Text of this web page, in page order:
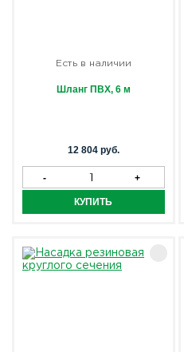
Есть в наличии
Шланг ПВХ, 6 м
12 804 руб.